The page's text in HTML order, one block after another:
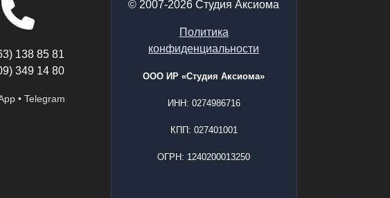
138 85 81
349 14 80
• Telegram
© 2007-2026 Студия Аксиома
Политика
конфиденциальности
ООО ИР «Студия Аксиома»
ИНН: 0274986716
КПП: 027401001
ОГРН: 1240200013250